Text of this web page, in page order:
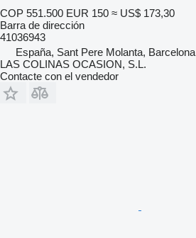
COP 551.500 EUR 150 ≈ US$ 173,30
Barra de dirección
41036943
España, Sant Pere Molanta, Barcelona
LAS COLINAS OCASION, S.L.
Contacte con el vendedor